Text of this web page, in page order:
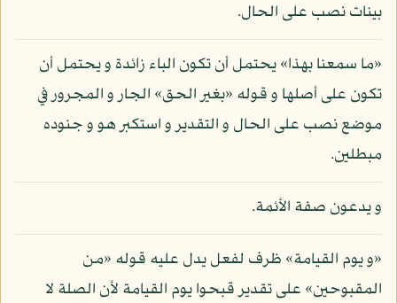
بينات نصب على الحال.
«ما سمعنا بهذا» يحتمل أن تكون الباء زائدة و يحتمل أن
تكون على أصلها و قوله «بغير الحق» الجار و المجرور في
موضع نصب على الحال و التقدير و استكبر هو و جنوده
مبطلين.
و يدعون صفة الأئمة.
«و يوم القيامة» ظرف لفعل يدل عليه قوله «من
المقبوحين» على تقدير قبحوا يوم القيامة لأن الصلة لا